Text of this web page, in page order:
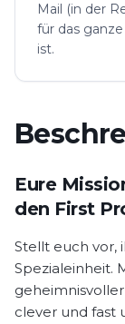
Mail (in der
für das
ist.
Eure
den First
Stellt euch vor,
Spezialeinheit.
clever und fast